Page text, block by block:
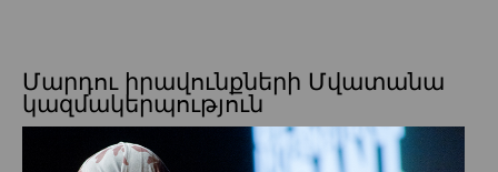
Մարդու իրավունքների Մվատանա
կազմակերպություն